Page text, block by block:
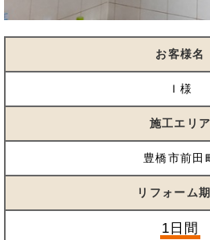
お客様名
Ｉ様
施工エリア
豊橋市前田
リフォーム
1日間